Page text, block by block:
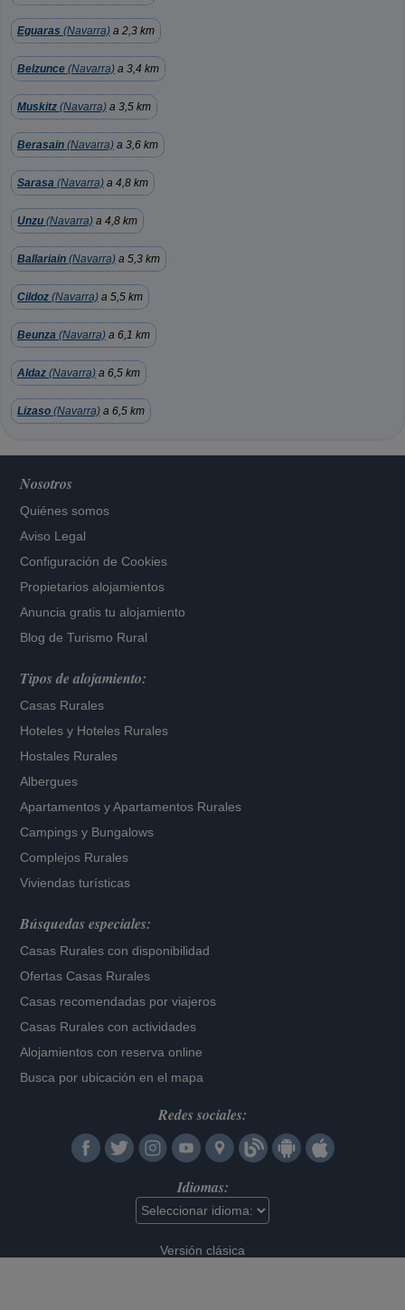
Eguaras (Navarra) a 2,3 km
Belzunce (Navarra) a 3,4 km
Muskitz (Navarra) a 3,5 km
Berasain (Navarra) a 3,6 km
Sarasa (Navarra) a 4,8 km
Unzu (Navarra) a 4,8 km
Ballariain (Navarra) a 5,3 km
Cildoz (Navarra) a 5,5 km
Beunza (Navarra) a 6,1 km
Aldaz (Navarra) a 6,5 km
Lizaso (Navarra) a 6,5 km
Nosotros
Quiénes somos
Aviso Legal
Configuración de Cookies
Propietarios alojamientos
Anuncia gratis tu alojamiento
Blog de Turismo Rural
Tipos de alojamiento:
Casas Rurales
Hoteles y Hoteles Rurales
Hostales Rurales
Albergues
Apartamentos yApartamentos Rurales
Campings y Bungalows
Complejos Rurales
Viviendas turísticas
Búsquedas especiales:
Casas Rurales con disponibilidad
Ofertas Casas Rurales
Casas recomendadas por viajeros
Casas Rurales con actividades
Alojamientos con reserva online
Busca por ubicación en el mapa
Redes sociales:
Idiomas:
Versión clásica